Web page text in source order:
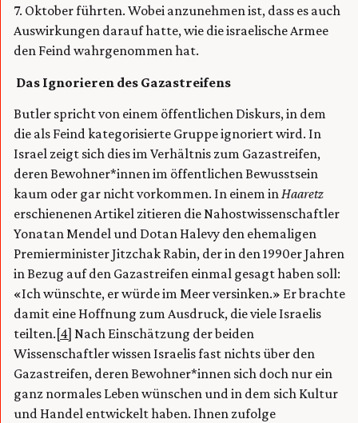
7. Oktober führten. Wobei anzunehmen ist, dass es auch
Auswirkungen darauf hatte, wie die israelische Armee
den Feind wahrgenommen hat.
Das Ignorieren des Gazastreifens
Butler spricht von einem öffentlichen Diskurs, in dem
die als Feind kategorisierte Gruppe ignoriert wird. In
Israel zeigt sich dies im Verhältnis zum Gazastreifen,
deren Bewohner*innen im öffentlichen Bewusstsein
kaum oder gar nicht vorkommen. In einem inHaaretz
erschienenen Artikel zitieren die Nahostwissenschaftler
Yonatan Mendel und Dotan Halevy den ehemaligen
Premierminister Jitzchak Rabin, der in den 1990er Jahren
in Bezug auf den Gazastreifen einmal gesagt haben soll:
«Ich wünschte, er würde im Meer versinken.» Er brachte
damit eine Hoffnung zum Ausdruck, die viele Israelis
teilten. [4] Nach Einschätzung der beiden
Wissenschaftler wissen Israelis fast nichts über den
Gazastreifen, deren Bewohner*innen sich doch nur ein
ganz normales Leben wünschen und in dem sich Kultur
und Handel entwickelt haben. Ihnen zufolge